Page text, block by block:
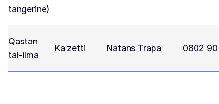
tangerine)
Qastan
tal-ilma
Kalzetti Natans Trapa 0802 90